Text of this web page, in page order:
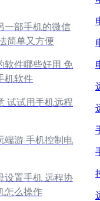
一部手机的微信
简单又方便
软件哪些好用 免
机软件
试试用手机远程
端游 手机控制电
设置手机 远程协
怎么操作